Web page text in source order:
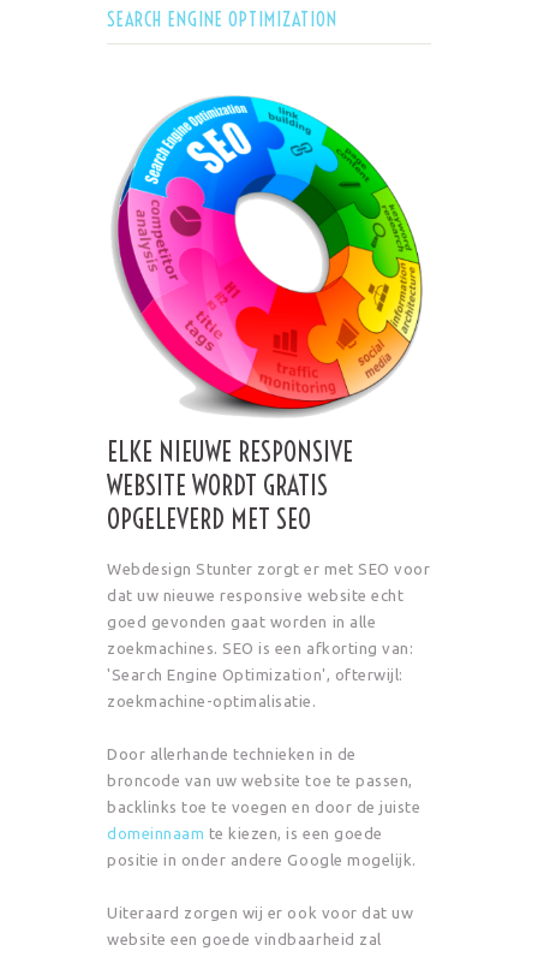
SEARCH ENGINE OPTIMIZATION
ELKE NIEUWE RESPONSIVE
WEBSITE WORDT GRATIS
OPGELEVERD MET SEO
Webdesign Stunter zorgt er met SEO voor
dat uw nieuwe responsive website echt
goed gevonden gaat worden in alle
zoekmachines. SEO is een afkorting van:
'Search Engine Optimization', ofterwijl:
zoekmachine-optimalisatie.
Door allerhande technieken in de
broncode van uw website toe te passen,
backlinks toe te voegen en door de juiste
domeinnaam te kiezen, is een goede
positie in onder andere Google mogelijk.
Uiteraard zorgen wij er ook voor dat uw
website een goede vindbaarheid zal